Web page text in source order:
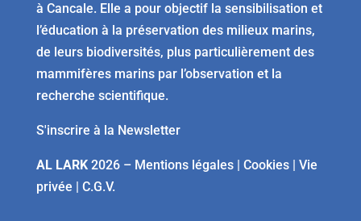
à Cancale. Elle a pour objectif la sensibilisation et
l’éducation à la préservation des milieux marins,
de leurs biodiversités, plus particulièrement des
mammifères marins par l’observation et la
recherche scientifique.
S'inscrire à la Newsletter
AL LARK2026 – Mentions légales| Cookies| Vie
privée
C.G.V.